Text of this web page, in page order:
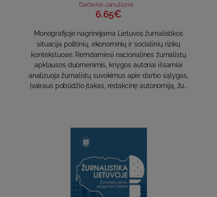
Gečienė-Janulionė
6.65€
Monografijoje nagrinėjama Lietuvos žurnalistikos
situacija politinių, ekonominių ir socialinių rizikų
kontekstuose. Remdamiesi nacionalinės žurnalistų
apklausos duomenimis, knygos autoriai išsamiai
analizuoja žurnalistų suvokimus apie darbo sąlygas,
įvairaus pobūdžio įtakas, redakcinę autonomiją, žu..